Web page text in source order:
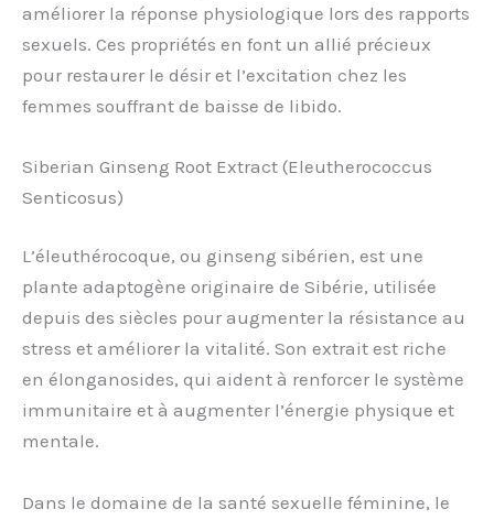
améliorer la réponse physiologique lors des rapports
sexuels. Ces propriétés en font un allié précieux
pour restaurer le désir et l’excitation chez les
femmes souffrant de baisse de libido.
Siberian Ginseng Root Extract (Eleutherococcus
Senticosus)
L’éleuthérocoque, ou ginseng sibérien, est une
plante adaptogène originaire de Sibérie, utilisée
depuis des siècles pour augmenter la résistance au
stress et améliorer la vitalité. Son extrait est riche
en élonganosides, qui aident à renforcer le système
immunitaire et à augmenter l’énergie physique et
mentale.
Dans le domaine de la santé sexuelle féminine, le